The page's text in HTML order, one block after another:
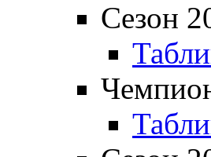
Сезон